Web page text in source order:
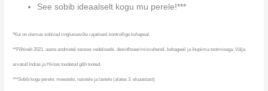
See sobib ideaalselt kogu mu perele!***
*Kui on olemas sobivad ringlussevõtu rajatised; kontrollige kohapeal.
**Põhineb 2021. aasta andmetel seoses vedelseebi, desinfitseerimisvahendi, kehageeli ja ihupiima tootmisega. Välja
arvatud Indias ja Hiinas toodetud g&h tooted.
***Sobib kogu perele: meestele, naistele ja lastele (alates 3. eluaastast)